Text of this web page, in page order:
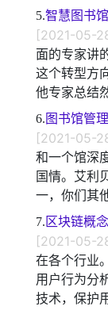
5.智慧图书馆
[2021-05-
面的专家讲
这个转型方
他专家总结
6. 图书馆管
[2021-05-
和一个馆深
国情。艾利
一，你们其
7. 区块链概
[2021-05-
在各个行业
用户行为分
技术，保护